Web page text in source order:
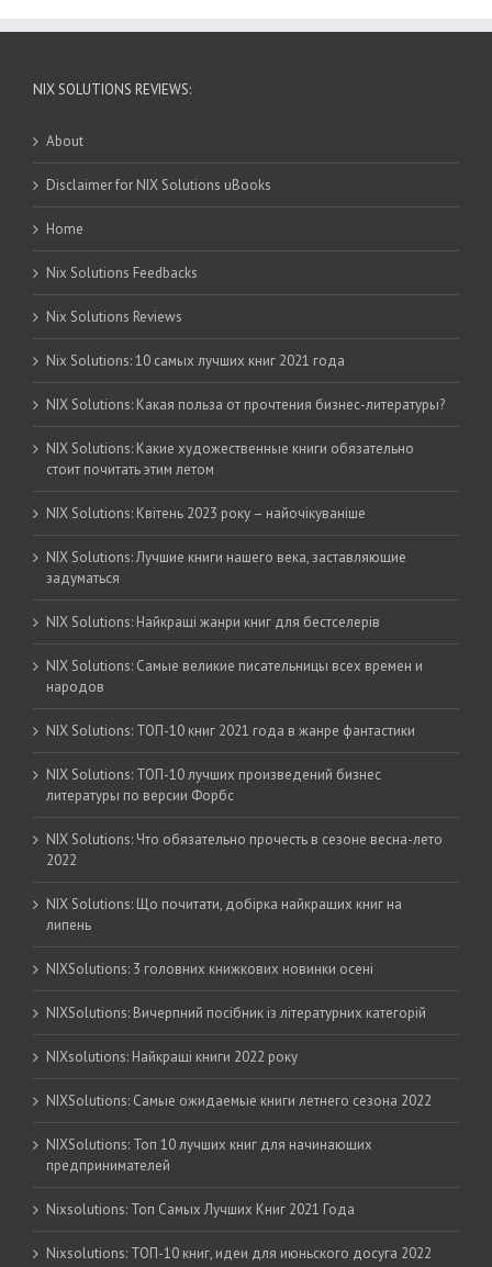
NIX SOLUTIONS REVIEWS:
About
Disclaimer for NIX Solutions uBooks
Home
Nix Solutions Feedbacks
Nix Solutions Reviews
Nix Solutions: 10 самых лучших книг 2021 года
NIX Solutions: Какая польза от прочтения бизнес-литературы?
NIX Solutions: Какие художественные книги обязательно
стоит почитать этим летом
NIX Solutions: Квітень 2023 року – найочікуваніше
NIX Solutions: Лучшие книги нашего века, заставляющие
задуматься
NIX Solutions: Найкращі жанри книг для бестселерів
NIX Solutions: Самые великие писательницы всех времен и
народов
NIX Solutions: ТОП-10 книг 2021 года в жанре фантастики
NIX Solutions: ТОП-10 лучших произведений бизнес
литературы по версии Форбс
NIX Solutions: Что обязательно прочесть в сезоне весна-лето
2022
NIX Solutions: Що почитати, добірка найкращих книг на
липень
NIXSolutions: 3 головних книжкових новинки осені
NIXSolutions: Вичерпний посібник із літературних категорій
NIXsolutions: Найкращі книги 2022 року
NIXSolutions: Самые ожидаемые книги летнего сезона 2022
NIXSolutions: Топ 10 лучших книг для начинающих
предпринимателей
Nixsolutions: Топ Самых Лучших Книг 2021 Года
Nixsolutions: ТОП-10 книг, идеи для июньского досуга 2022